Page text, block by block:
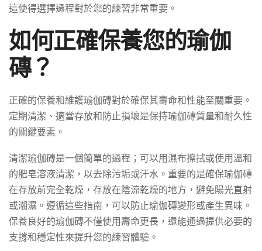
這使得選擇過程對於您的練習非常重要。
如何正確保養您的瑜伽
磚？
正確的保養和維護瑜伽磚對於確保其壽命和性能至關重要。
定期清潔、適當存放和防止損壞是保持瑜伽磚質量和耐久性
的關鍵要素。
清潔瑜伽磚是一個簡單的過程；可以用濕布擦拭或使用溫和
的肥皂溶液清潔，以去除污垢或汗水。重要的是確保瑜伽磚
在存放前完全乾燥，存放在陰涼乾燥的地方，避免陽光直射
或潮濕。遵循這些指南，可以防止瑜伽磚變形或產生異味。
保養良好的瑜伽磚不僅使用壽命更長，還能通過提供必要的
支撐和穩定性來提升您的練習體驗。